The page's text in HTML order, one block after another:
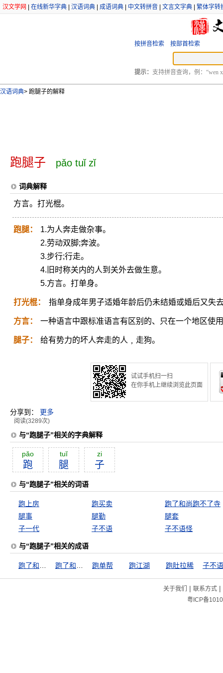
汉文学网 在线新华字典 汉语词典 成语词典 中文转拼音 文言文字典 繁体字转
按拼音检索 按部首检索
提示： 支持拼音查询，例：“wen
汉语词典> 跑腿子的解释
跑腿子 pǎo tuǐ zǐ
词典解释
方言。打光棍。
跑腿：
1.为人奔走做杂事。
2.劳动双脚;奔波。
3.步行;行走。
4.旧时称关内的人到关外去做生意。
5.方言。打单身。
打光棍： 指单身成年男子适婚年龄后仍未结婚或婚后又失
方言： 一种语言中跟标准语言有区别的、只在一个地区使
腿子： 给有势力的坏人奔走的人﹐走狗。
试试手机扫一扫
在你手机上继续浏览此页面
分享到： 更多
阅读(3289次)
与“跑腿子”相关的字典解释
păo
跑
tuĭ
腿
zi
子
与“跑腿子”相关的词语
跑上房 跑买卖
跑了和尚跑不了寺
腿事
腿勤
腿套
子一代
子不语 子不语怪
与“跑腿子”相关的成语
跑单帮 跑江湖 跑肚拉稀 子不
关于我们 | 联系方式|
粤ICP备